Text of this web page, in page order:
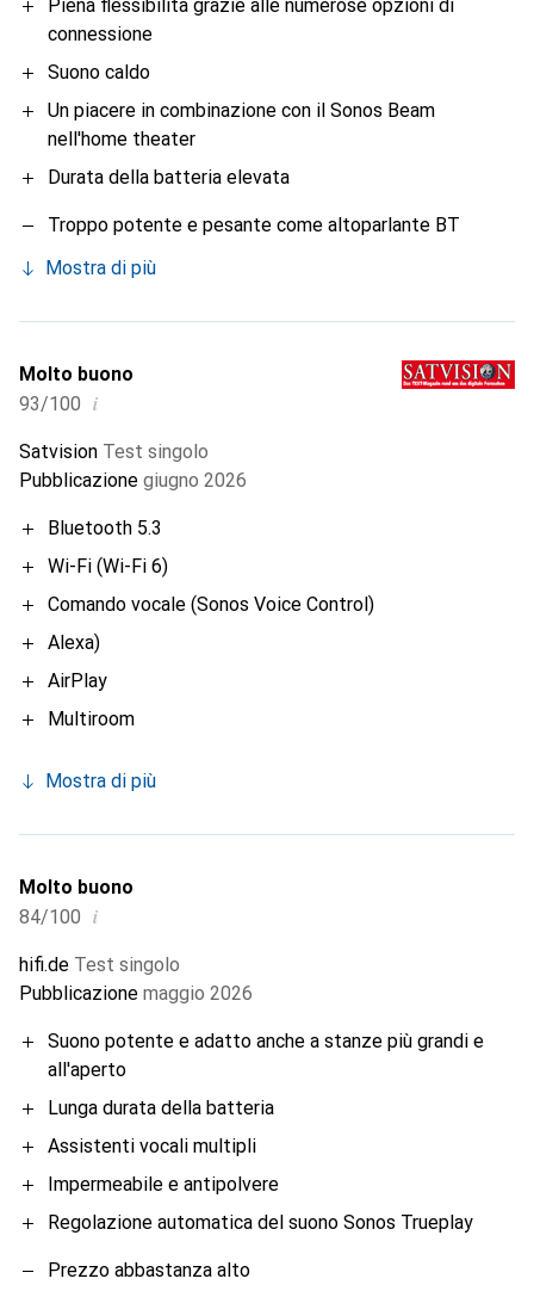
Piena flessibilità grazie alle numerose opzioni di
connessione
Suono caldo
Un piacere in combinazione con il Sonos Beam
nell'home theater
Durata della batteria elevata
Troppo potente e pesante come altoparlante BT
Mostra di più
Molto buono
93/100 i
Satvision Test singolo
Pubblicazione giugno 2026
Bluetooth 5.3
Wi-Fi (Wi-Fi 6)
Comando vocale (Sonos Voice Control)
Alexa)
AirPlay
Multiroom
Mostra di più
Molto buono
84/100 i
hifi.de Test singolo
Pubblicazione maggio 2026
Suono potente e adatto anche a stanze più grandi e
all'aperto
Lunga durata della batteria
Assistenti vocali multipli
Impermeabile e antipolvere
Regolazione automatica del suono Sonos Trueplay
Prezzo abbastanza alto